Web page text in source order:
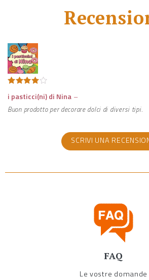
4 su 5
i pasticci(ni) di Nina –
Buon prodotto per decorare dolci di diversi tipi.
SCRIVI UNA
FAQ
Le vostre domande